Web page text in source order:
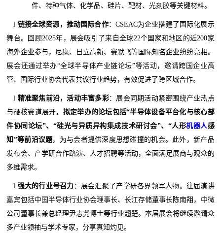
件、特种气体、化学品、硅片、靶材、光刻胶等关键材料。
l 链接全球资源，推动国际合作：CSEAC为企业搭建了国际化展示
舞台。回顾2025年，展会吸引了来自全球22个国家和地区的近200家
海外企业参与，尼康、日立高新、赛默飞等国际知名企业纷纷亮相。
展会还通过举办“全球半导体产业链论坛”等活动，邀请跨国企业高
管、国际行业协会代表共议行业趋势，有效促进了跨区域合作。
l 精准聚焦前沿，活动丰富多彩：展会同期活动紧密围绕产业热点
与硬核赛道展开， 拟定举办的论坛包括“半导体设备平台化与核心部
件协同论坛”、“硅光与异质异构集成技术研讨会”、“人形机器人感
知”等前沿议题，为与会者提供深度思想碰撞的机会。此外，新产品
发布会、产学研合作路演、人才招聘等活动，全面满足展商与观众的
多维需求。
l 强大的行业号召力 ：展会汇聚了产学研各界领军人物。往届演讲
嘉宾包括中国半导体行业协会理事长、长江存储董事长陈南翔，中微
公司董事长兼总经理尹志尧博士等行业翘楚。本届展会将继续邀请众
多产业领袖与学术专家，分享真知灼见。